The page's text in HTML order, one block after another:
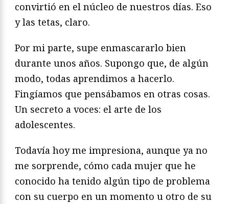
convirtió en el núcleo de nuestros días. Eso
y las tetas, claro.
Por mi parte, supe enmascararlo bien
durante unos años. Supongo que, de algún
modo, todas aprendimos a hacerlo.
Fingíamos que pensábamos en otras cosas.
Un secreto a voces: el arte de los
adolescentes.
Todavía hoy me impresiona, aunque ya no
me sorprende, cómo cada mujer que he
conocido ha tenido algún tipo de problema
con su cuerpo en un momento u otro de su